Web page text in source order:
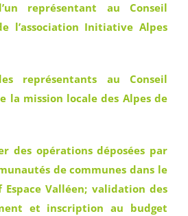
représentant au Conseil
l’association Initiative Alpes
représentants au Conseil
la mission locale des Alpes de
des opérations déposées par
de communes dans le
Valléen; validation des
et inscription au budget